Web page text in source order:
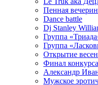
Пенная
Dance battle
Dj Stanley
Группа
Группа
Открытие
Финал
Александр
Мужское